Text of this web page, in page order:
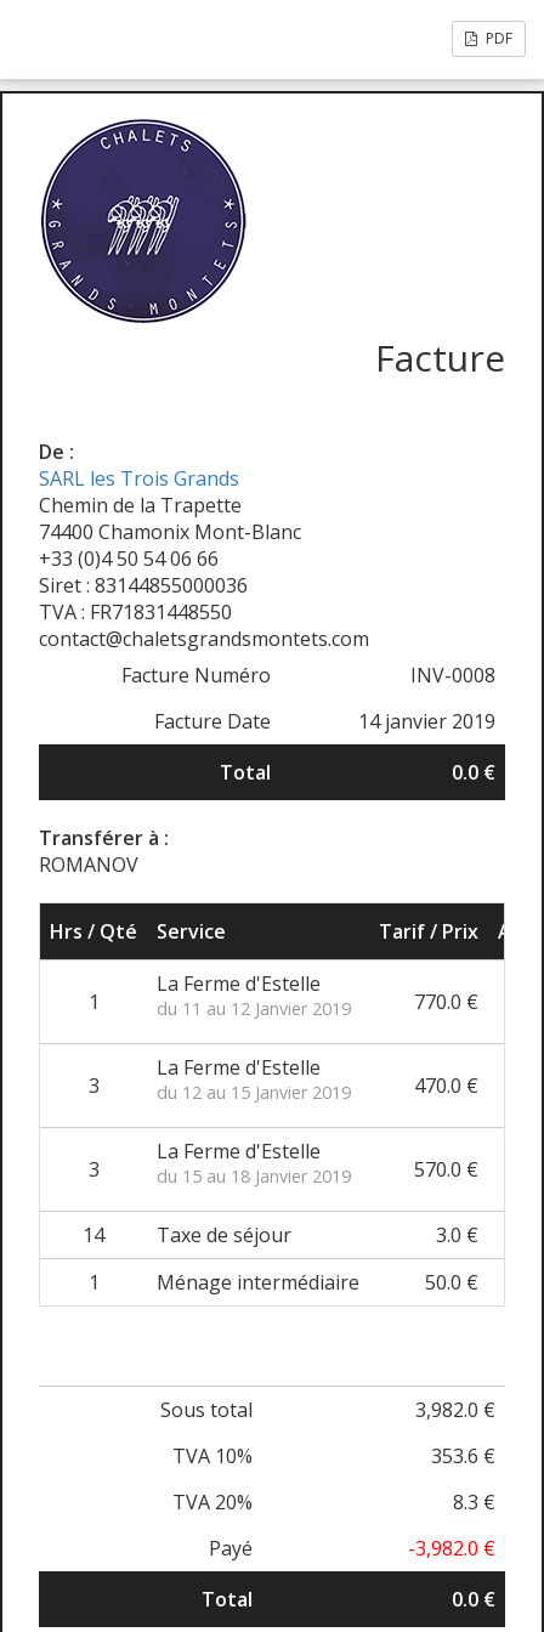
PDF
Facture
De :
SARL les Trois Grands
Chemin de la Trapette
74400 Chamonix Mont-Blanc
+33 (0)4 50 54 06 66
Siret : 83144855000036
TVA : FR71831448550
contact@chaletsgrandsmontets.com
Facture Numéro
INV-0008
Facture Date
14 janvier 2019
Total
0.0 €
Transférer à :
ROMANOV
Hrs / Qté Service Tarif / Prix
1
La Ferme d'Estelle
du 11 au 12 Janvier 2019 770.0 €
3
La Ferme d'Estelle
du 12 au 15 Janvier 2019 470.0 €
3
La Ferme d'Estelle
du 15 au 18 Janvier 2019 570.0 €
14 Taxe de séjour
3.0 €
1
Ménage intermédiaire 50.0 €
Sous total
3,982.0 €
TVA 10%
353.6 €
TVA 20%
8.3 €
Payé
-3,982.0 €
Total
0.0 €